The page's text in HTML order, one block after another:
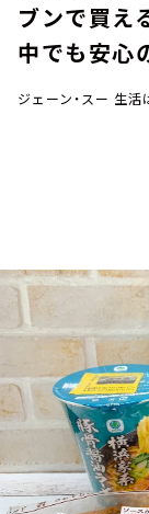
イベント
YouTube
会社情報
ブンで買え
中でも安心
ジェーン・スー 生活